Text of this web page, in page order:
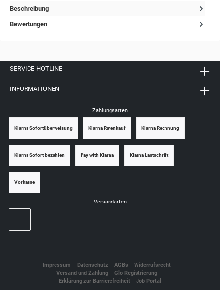
Beschreibung
Bewertungen
SERVICE-HOTLINE
INFORMATIONEN
Zahlungsarten
Klarna Sofortüberweisung Klarna Ratenkauf Klarna Rechnung
Klarna Sofort bezahlen Pay with Klarna Klarna Lastschrift
Vorkasse
Versandarten
Impressum Datenschutz AGBs
Widerrufsrecht
Versand und Zahlung
Glo Registrierung
Erklärung zur Barrierefreiheit
Job Portal